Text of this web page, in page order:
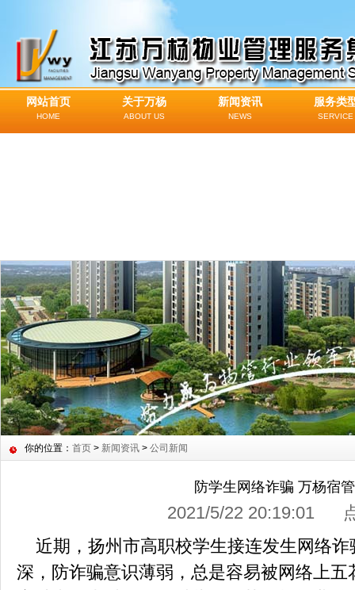
网站首页
HOME
关于万杨
ABOUT US
新闻资讯
NEWS
服务类
SERVICE
你的位置： 首页 > 新闻资讯 > 公司新闻
防学生网络诈骗 万杨宿
2021/5/22 20:19:01
近期，扬州市高职校学生接连发生网络
深，防诈骗意识薄弱，总是容易被网络上